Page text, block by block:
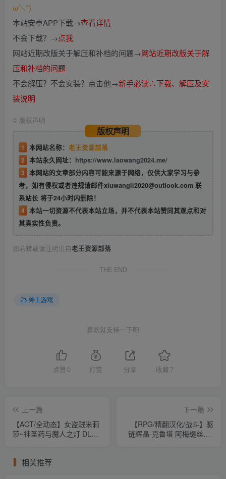
ω＼*)
本站安卓APP下载→查看详情
不会下载？→点我
网站近期改版关于解压和补档的问题→网站近期改版关于解
压和补档的问题
不会解压？不会安装？点击他→新手必读∴下载、解压及安
装说明
© 版权声明
版权声明
1 本网站名称： 老王资源部落
2 本站永久网址： https://www.laowang2024.me/
3 本网站的文章部分内容可能来源于网络，仅供大家学习与参
考，如有侵权或者违规请邮件xiuwangli2020@outlook.com 联
系站长 将于24小时内删除！
4 本站一切资源不代表本站立场，并不代表本站赞同其观点和对
其真实性负责。
如若转载请注明出自老王资源部落
THE END
绅士游戏
喜欢就支持一下吧
点赞 0 打赏 分享 收藏 7
上一篇
【ACT/全动态】女盗贼米莉
莎~神圣药与魔人之灯 DL完
下一篇
【RPG/精翻汉化/战斗】驱
链辉晶-克鲁塔 阿梅缇丝EG
相关推荐